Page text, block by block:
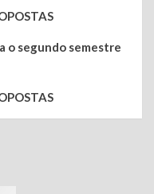
o segundo semestre